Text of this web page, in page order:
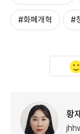
#화폐개혁 #
황